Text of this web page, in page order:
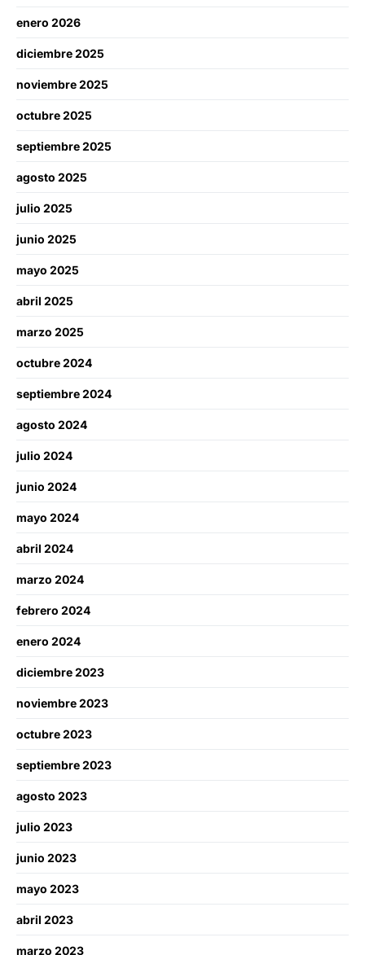
enero 2026
diciembre 2025
noviembre 2025
octubre 2025
septiembre 2025
agosto 2025
julio 2025
junio 2025
mayo 2025
abril 2025
marzo 2025
octubre 2024
septiembre 2024
agosto 2024
julio 2024
junio 2024
mayo 2024
abril 2024
marzo 2024
febrero 2024
enero 2024
diciembre 2023
noviembre 2023
octubre 2023
septiembre 2023
agosto 2023
julio 2023
junio 2023
mayo 2023
abril 2023
marzo 2023